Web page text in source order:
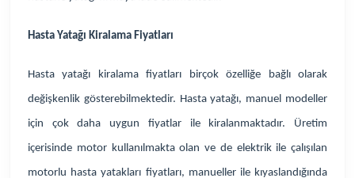
Hasta Yatağı Kiralama Fiyatları
Hasta yatağı kiralama fiyatları birçok özelliğe bağlı olarak
değişkenlik gösterebilmektedir. Hasta yatağı, manuel modeller
için çok daha uygun fiyatlar ile kiralanmaktadır. Üretim
içerisinde motor kullanılmakta olan ve de elektrik ile çalışılan
motorlu hasta yatakları fiyatları, manueller ile kıyaslandığında